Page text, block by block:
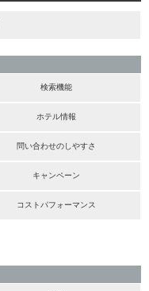
検索機能
ホテル情報
問い合わせのしやすさ
キャンペーン
コストパフォーマンス